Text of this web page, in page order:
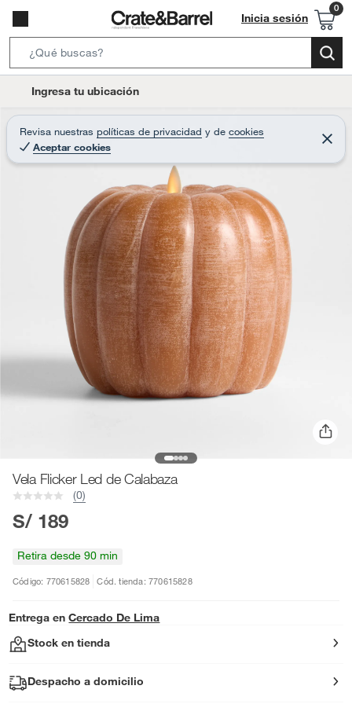
Inicia sesión
e
r
c
a
r
t
Ingresa tu ubicación
Revisa nuestras políticas de privacidad y de cookies
Aceptar cookies
C
e
r
Vela Flicker Led de Calabaza
(0)
S/ 189
Retira desde 90 min
Código: 770615828 Cód. tienda: 770615828
Entrega en Cercado De Lima
Stock en tienda
Despacho a domicilio